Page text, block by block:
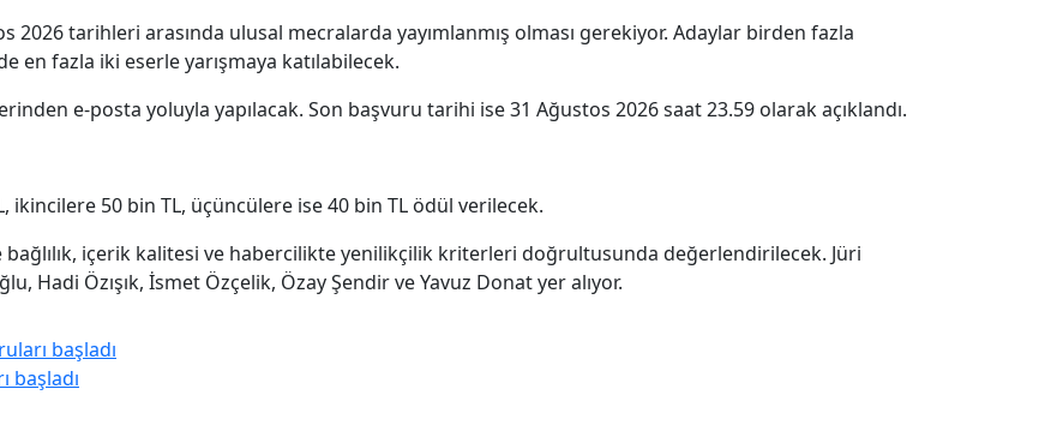
2026 tarihleri arasında ulusal mecralarda yayımlanmış olması gerekiyor. Adaylar birden fazla
en fazla iki eserle yarışmaya katılabilecek.
e-posta yoluyla yapılacak. Son başvuru tarihi ise 31 Ağustos 2026 saat 23.59 olarak açıklandı.
50 bin TL, üçüncülere ise 40 bin TL ödül verilecek.
içerik kalitesi ve habercilikte yenilikçilik kriterleri doğrultusunda değerlendirilecek. Jüri
Hadi Özışık, İsmet Özçelik, Özay Şendir ve Yavuz Donat yer alıyor.
başladı
başladı